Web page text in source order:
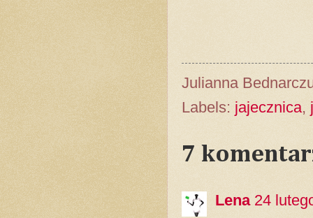
Julianna
Labels: jajecznica,
7
Lena 24